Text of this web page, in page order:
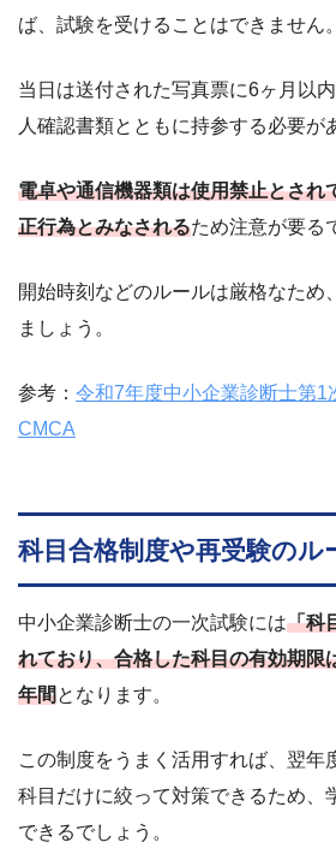
ば、試験を受けることはできません。
当日は送付された写真票に6ヶ月以
人確認書類とともに持参する必要が
電卓や通信機器類は使用禁止とされ
正行為とみなされるため注意が要る
開始時刻などのルールは厳格なため
ましょう。
参考： 令和7年度中小企業診断士第1
CMCA
科目合格制度や再受験のル
中小企業診断士の一次試験には「科
れており、合格した科目の有効期限
年間となります。
この制度をうまく活用すれば、翌年
科目だけに絞って対策できるため、
できるでしょう。